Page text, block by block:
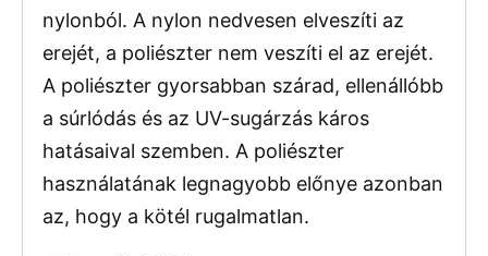
nylonból. A nylon nedvesen elveszíti az
erejét, a poliészter nem veszíti el az erejét.
A poliészter gyorsabban szárad, ellenállóbb
a súrlódás és az UV-sugárzás káros
hatásaival szemben. A poliészter
használatának legnagyobb előnye azonban
az, hogy a kötél rugalmatlan.